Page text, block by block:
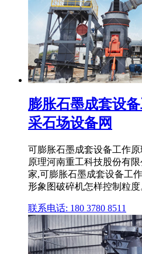
膨胀石墨成套设
采石场设备网
可膨胀石墨成套设备工作
原理河南重工科技股份有
家,可膨胀石墨成套设备工
形象图破碎机怎样控制粒
联系电话: 180 3780 8511